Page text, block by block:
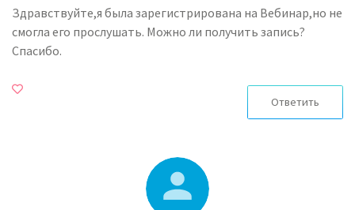
Здравствуйте,я была зарегистрирована на Вебинар,но не
смогла его прослушать. Можно ли получить запись?
Спасибо.
Ответить